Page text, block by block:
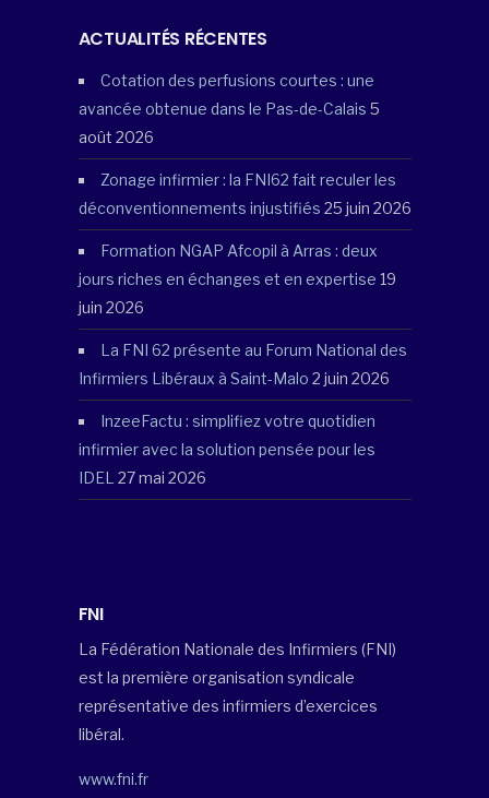
ACTUALITÉS RÉCENTES
Cotation des perfusions courtes : une
avancée obtenue dans le Pas-de-Calais 5
août 2026
Zonage infirmier : la FNI62 fait reculer les
déconventionnements injustifiés 25 juin 2026
Formation NGAP Afcopil à Arras : deux
jours riches en échanges et en expertise 19
juin 2026
La FNI 62 présente au Forum National des
Infirmiers Libéraux à Saint-Malo 2 juin 2026
InzeeFactu : simplifiez votre quotidien
infirmier avec la solution pensée pour les
IDEL 27 mai 2026
FNI
La Fédération Nationale des Infirmiers (FNI)
est la première organisation syndicale
représentative des infirmiers d’exercices
libéral.
www.fni.fr